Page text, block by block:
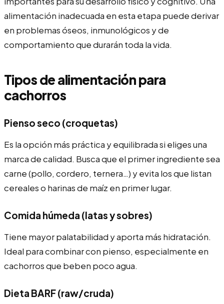
alimentación inadecuada en esta etapa puede derivar
en problemas óseos, inmunológicos y de
comportamiento que durarán toda la vida.
Tipos de alimentación para
cachorros
Pienso seco (croquetas)
Es la opción más práctica y equilibrada si eliges una
marca de calidad. Busca que el primer ingrediente sea
carne (pollo, cordero, ternera…) y evita los que listan
cereales o harinas de maíz en primer lugar.
Comida húmeda (latas y sobres)
Tiene mayor palatabilidad y aporta más hidratación.
Ideal para combinar con pienso, especialmente en
cachorros que beben poco agua.
Dieta BARF (raw/cruda)